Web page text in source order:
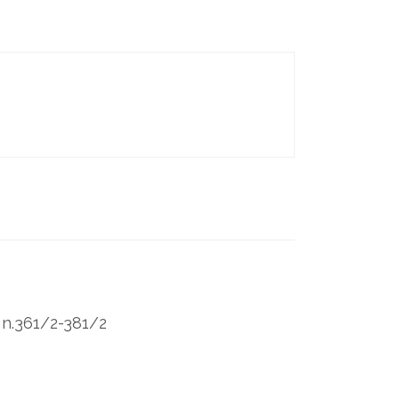
2-381/2
era: €1,050.00.
prezzo attuale è: €680.00.